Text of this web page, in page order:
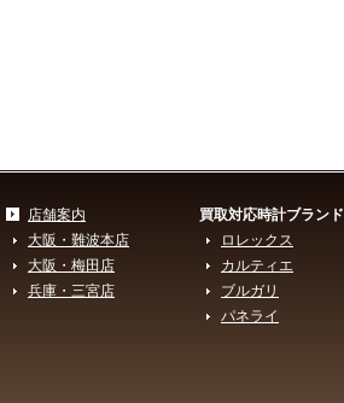
店舗案内
大阪・難波本店
大阪・梅田店
兵庫・三宮店
買取対応時計ブランド
ロレックス
カルティエ
ブルガリ
パネライ